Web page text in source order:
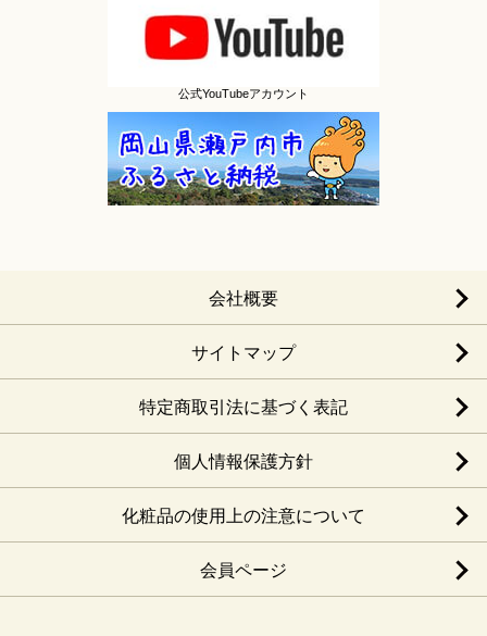
公式YouTubeアカウント
会社概要
サイトマップ
特定商取引法に基づく表記
個人情報保護方針
化粧品の使用上の注意について
会員ページ